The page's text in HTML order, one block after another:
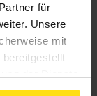
für
Unsere
mit
klicken,